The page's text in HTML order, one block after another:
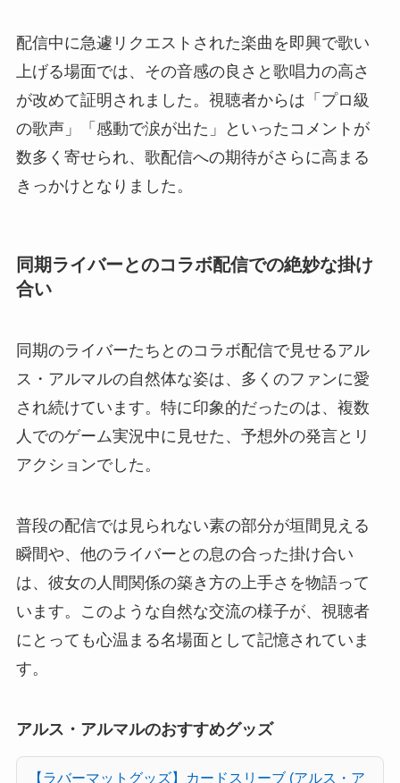
配信中に急遽リクエストされた楽曲を即興で歌い
上げる場面では、その音感の良さと歌唱力の高さ
が改めて証明されました。視聴者からは「プロ級
の歌声」「感動で涙が出た」といったコメントが
数多く寄せられ、歌配信への期待がさらに高まる
きっかけとなりました。
同期ライバーとのコラボ配信での絶妙な掛け
合い
同期のライバーたちとのコラボ配信で見せるアル
ス・アルマルの自然体な姿は、多くのファンに愛
され続けています。特に印象的だったのは、複数
人でのゲーム実況中に見せた、予想外の発言とリ
アクションでした。
普段の配信では見られない素の部分が垣間見える
瞬間や、他のライバーとの息の合った掛け合い
は、彼女の人間関係の築き方の上手さを物語って
います。このような自然な交流の様子が、視聴者
にとっても心温まる名場面として記憶されていま
す。
アルス・アルマルのおすすめグッズ
【ラバーマットグッズ】カードスリーブ (アルス・ア